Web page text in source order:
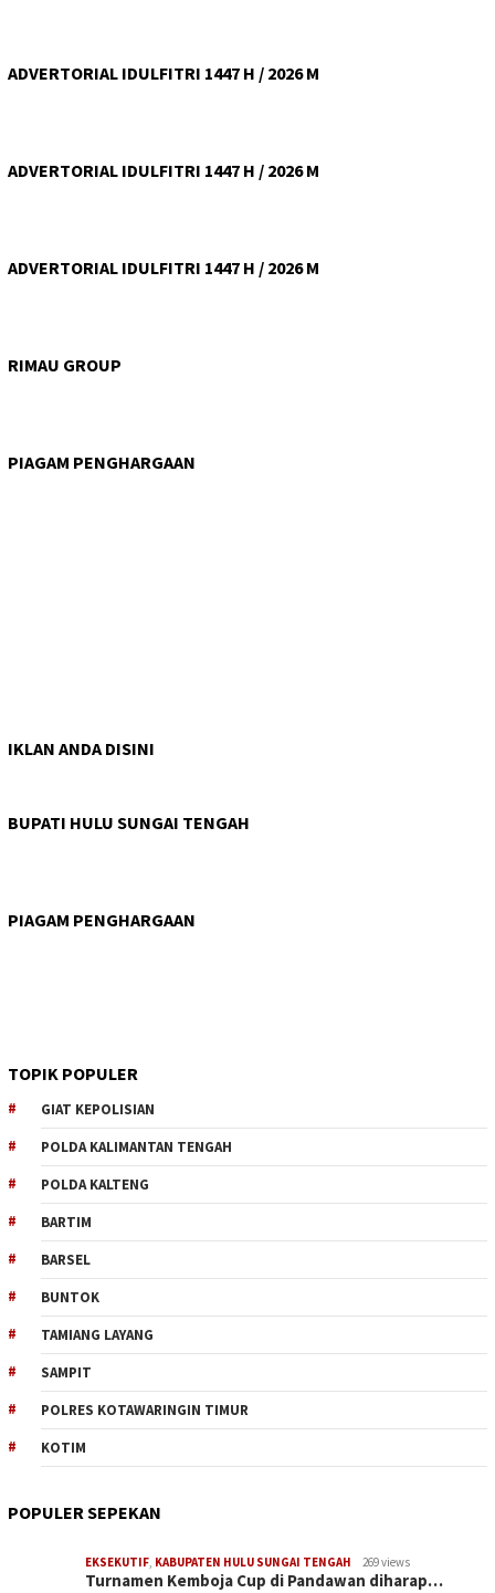
ADVERTORIAL IDULFITRI 1447 H / 2026 M
ADVERTORIAL IDULFITRI 1447 H / 2026 M
ADVERTORIAL IDULFITRI 1447 H / 2026 M
RIMAU GROUP
PIAGAM PENGHARGAAN
IKLAN ANDA DISINI
BUPATI HULU SUNGAI TENGAH
PIAGAM PENGHARGAAN
TOPIK POPULER
GIAT KEPOLISIAN
POLDA KALIMANTAN TENGAH
POLDA KALTENG
BARTIM
BARSEL
BUNTOK
TAMIANG LAYANG
SAMPIT
POLRES KOTAWARINGIN TIMUR
KOTIM
POPULER SEPEKAN
EKSEKUTIF, KABUPATEN HULU SUNGAI TENGAH 269 views
Turnamen Kemboja Cup di Pandawan diharap…